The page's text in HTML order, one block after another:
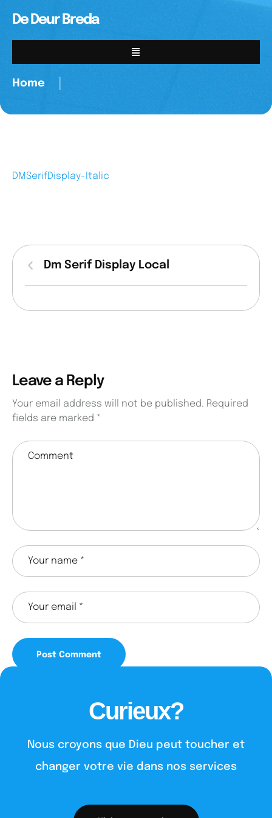
De Deur Breda
Home
DMSerifDisplay-Italic
Dm Serif Display Local
Leave a Reply
Your email address will not be published. Required
fields are marked *
Curieux?
Nous croyons que Dieu peut toucher et
changer votre vie dans nos services